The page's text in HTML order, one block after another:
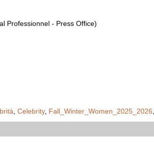
Professionnel - Press Office)
Celebrity, Fall_Winter_Women_2025_2026